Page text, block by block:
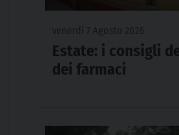
Estate: i consigli
dei farmaci